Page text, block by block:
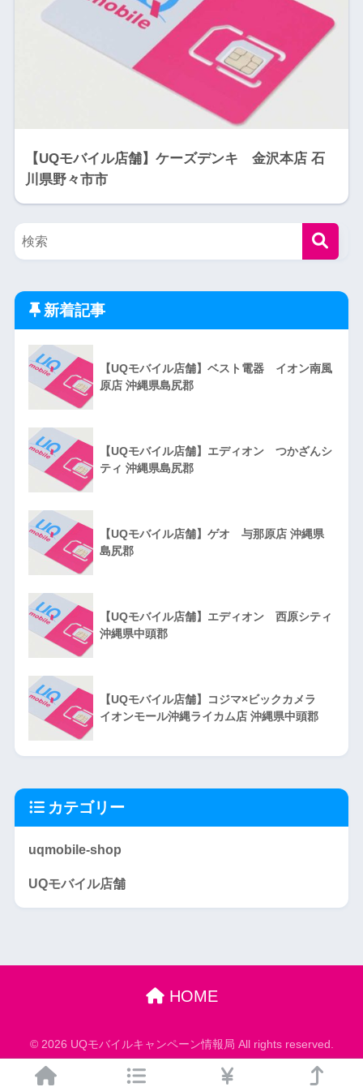
【UQモバイル店舗】ケーズデンキ 金沢本店 石
川県野々市市
新着記事
【UQモバイル店舗】ベスト電器 イオン南風
原店 沖縄県島尻郡
【UQモバイル店舗】エディオン つかざんシ
ティ 沖縄県島尻郡
【UQモバイル店舗】ゲオ 与那原店 沖縄県
島尻郡
【UQモバイル店舗】エディオン 西原シティ
沖縄県中頭郡
【UQモバイル店舗】コジマ×ビックカメラ
イオンモール沖縄ライカム店 沖縄県中頭郡
カテゴリー
uqmobile-shop
UQモバイル店舗
HOME
© 2026 UQモバイルキャンペーン情報局 All rights reserved.